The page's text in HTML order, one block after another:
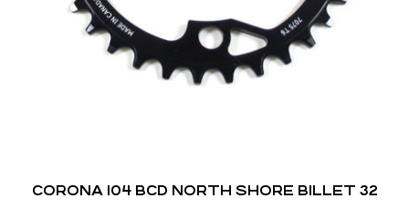
CORONA 104 BCD NORTH SHORE BILLET 32